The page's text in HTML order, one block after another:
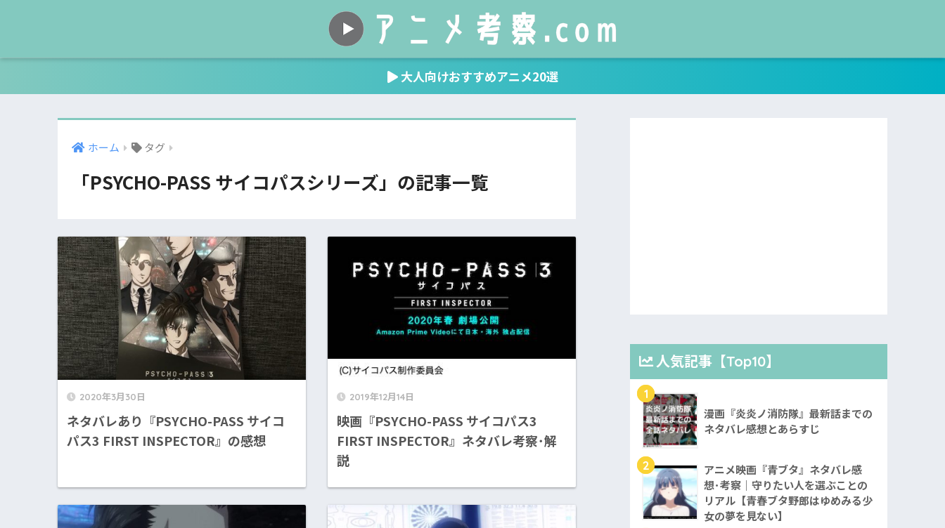
大人向けおすすめアニメ20選
ホーム タグ
「PSYCHO-PASS サイコパスシリーズ」の記事一覧
2020年3月30日
ネタバレあり『PSYCHO-PASS サイコ
パス3 FIRST INSPECTOR』の感想
2019年12月14日
映画『PSYCHO-PASS サイコパス3
FIRST INSPECTOR』ネタバレ考察･解
説
人気記事【Top10】
1
漫画『炎炎ノ消防隊』最新話までの
ネタバレ感想とあらすじ
2
アニメ映画『青ブタ』ネタバレ感
想･考察｜守りたい人を選ぶことの
リアル【青春ブタ野郎はゆめみる少
女の夢を見ない】